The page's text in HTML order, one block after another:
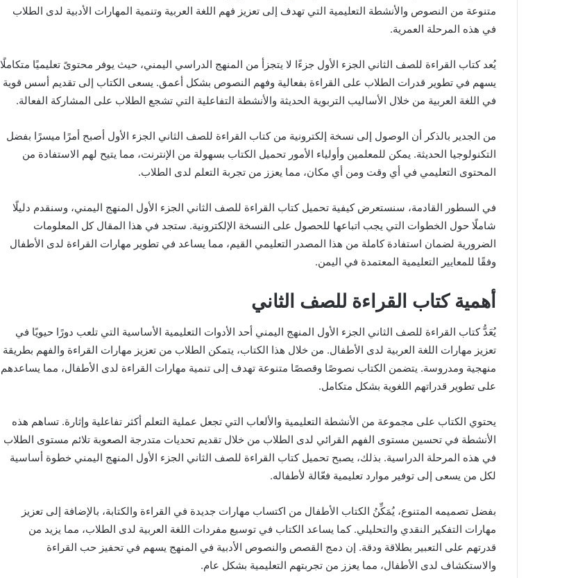
متنوعة من النصوص والأنشطة التعليمية التي تهدف إلى تعزيز فهم اللغة العربية وتنمية المهارات الأدبية لدى الطلاب
في هذه المرحلة العمرية.
يُعد كتاب القراءة للصف الثاني الجزء الأول جزءًا لا يتجزأ من المنهج الدراسي اليمني، حيث يوفر محتوىً تعليميًا متكاملًا
يسهم في تطوير قدرات الطلاب على القراءة بفعالية وفهم النصوص بشكل أعمق. يسعى الكتاب إلى تقديم أسس قوية
في اللغة العربية من خلال الأساليب التربوية الحديثة والأنشطة التفاعلية التي تشجع الطلاب على المشاركة الفعالة.
من الجدير بالذكر أن الوصول إلى نسخة إلكترونية من كتاب القراءة للصف الثاني الجزء الأول أصبح أمرًا ميسرًا بفضل
التكنولوجيا الحديثة. يمكن للمعلمين وأولياء الأمور تحميل الكتاب بسهولة من الإنترنت، مما يتيح لهم الاستفادة من
المحتوى التعليمي في أي وقت ومن أي مكان، مما يعزز من تجربة التعلم لدى الطلاب.
في السطور القادمة، سنستعرض كيفية تحميل كتاب القراءة للصف الثاني الجزء الأول المنهج اليمني، وسنقدم دليلًا
شاملًا حول الخطوات التي يجب اتباعها للحصول على النسخة الإلكترونية. ستجد في هذا المقال كل المعلومات
الضرورية لضمان استفادة كاملة من هذا المصدر التعليمي القيم، مما يساعد في تطوير مهارات القراءة لدى الأطفال
وفقًا للمعايير التعليمية المعتمدة في اليمن.
أهمية كتاب القراءة للصف الثاني
يُعَدُّ كتاب القراءة للصف الثاني الجزء الأول المنهج اليمني أحد الأدوات التعليمية الأساسية التي تلعب دورًا حيويًا في
تعزيز مهارات اللغة العربية لدى الأطفال. من خلال هذا الكتاب، يتمكن الطلاب من تعزيز مهارات القراءة والفهم بطريقة
منهجية ومدروسة. يتضمن الكتاب نصوصًا وقصصًا متنوعة تهدف إلى تنمية مهارات القراءة لدى الأطفال، مما يساعدهم
على تطوير قدراتهم اللغوية بشكل متكامل.
يحتوي الكتاب على مجموعة من الأنشطة التعليمية والألعاب التي تجعل عملية التعلم أكثر تفاعلية وإثارة. تساهم هذه
الأنشطة في تحسين مستوى الفهم القرائي لدى الطلاب من خلال تقديم تحديات متدرجة الصعوبة تلائم مستوى الطلاب
في هذه المرحلة الدراسية. بذلك، يصبح تحميل كتاب القراءة للصف الثاني الجزء الأول المنهج اليمني خطوة أساسية
لكل من يسعى إلى توفير موارد تعليمية فعّالة لأطفاله.
بفضل تصميمه المتنوع، يُمَكِّنُ الكتاب الأطفال من اكتساب مهارات جديدة في القراءة والكتابة، بالإضافة إلى تعزيز
مهارات التفكير النقدي والتحليلي. كما يساعد الكتاب في توسيع مفردات اللغة العربية لدى الطلاب، مما يزيد من
قدرتهم على التعبير بطلاقة ودقة. إن دمج القصص والنصوص الأدبية في المنهج يسهم في تحفيز حب القراءة
والاستكشاف لدى الأطفال، مما يعزز من تجربتهم التعليمية بشكل عام.